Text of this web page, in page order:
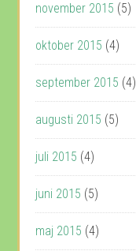
november 2015 (5)
oktober 2015 (4)
september 2015 (4)
augusti 2015 (5)
juli 2015 (4)
juni 2015 (5)
maj 2015 (4)